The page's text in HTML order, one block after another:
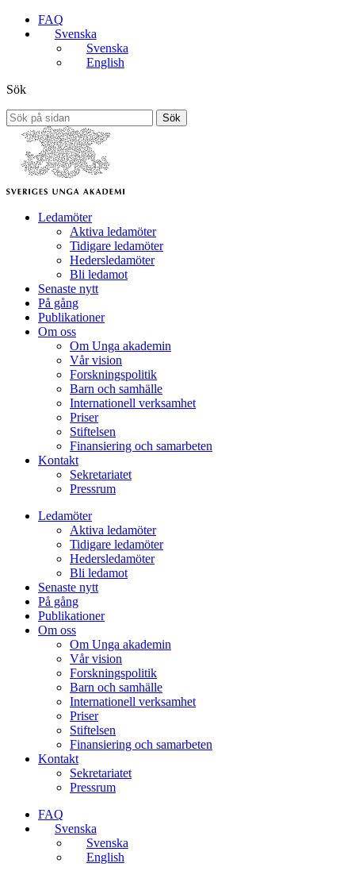
FAQ
Svenska
Svenska
English
Sök
Sök
Ledamöter
Aktiva ledamöter
Tidigare ledamöter
Hedersledamöter
Bli ledamot
Senaste nytt
På gång
Publikationer
Om oss
Om Unga akademin
Vår vision
Forskningspolitik
Barn och samhälle
Internationell verksamhet
Priser
Stiftelsen
Finansiering och samarbeten
Kontakt
Sekretariatet
Pressrum
Ledamöter
Aktiva ledamöter
Tidigare ledamöter
Hedersledamöter
Bli ledamot
Senaste nytt
På gång
Publikationer
Om oss
Om Unga akademin
Vår vision
Forskningspolitik
Barn och samhälle
Internationell verksamhet
Priser
Stiftelsen
Finansiering och samarbeten
Kontakt
Sekretariatet
Pressrum
FAQ
Svenska
Svenska
English